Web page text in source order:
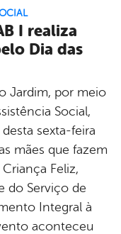
I realiza
Dia das
Jardim, por meio
Social,
sexta-feira
mães que fazem
Feliz,
do Serviço de
Integral à
aconteceu